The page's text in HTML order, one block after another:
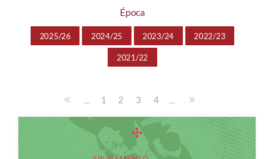
Época
2025/26 2024/25 2023/24 2022/23
2021/22
... 1 2 3 4 ...